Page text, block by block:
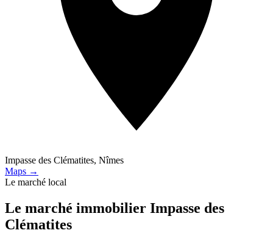
Impasse des Clématites, Nîmes
Maps →
Le marché local
Le marché immobilier Impasse des
Clématites